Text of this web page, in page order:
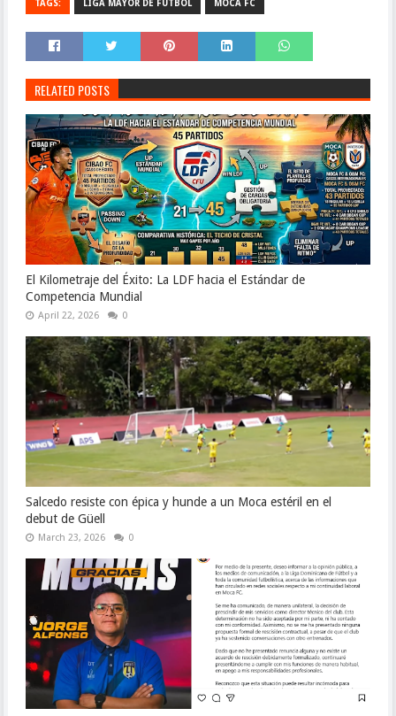
TAGS: LIGA MAYOR DE FUTBOL MOCA FC
RELATED POSTS
El Kilometraje del Éxito: La LDF hacia el Estándar de
Competencia Mundial
April 22, 2026 0
Salcedo resiste con épica y hunde a un Moca estéril en el
debut de Güell
March 23, 2026 0